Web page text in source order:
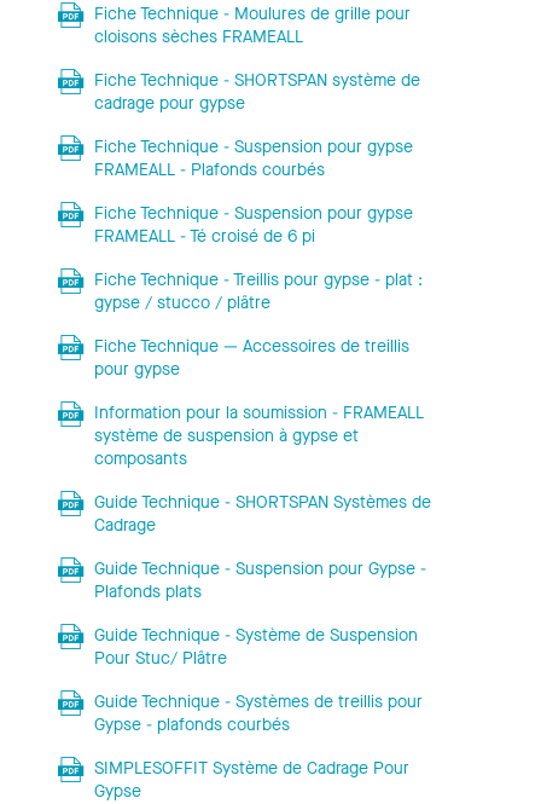
Fiche Technique - Moulures de grille pour
cloisons sèches FRAMEALL
Fiche Technique - SHORTSPAN système de
cadrage pour gypse
Fiche Technique - Suspension pour gypse
FRAMEALL - Plafonds courbés
Fiche Technique - Suspension pour gypse
FRAMEALL - Té croisé de 6 pi
Fiche Technique - Treillis pour gypse - plat :
gypse / stucco / plâtre
Fiche Technique — Accessoires de treillis
pour gypse
Information pour la soumission - FRAMEALL
système de suspension à gypse et
composants
Guide Technique - SHORTSPAN Systèmes de
Cadrage
Guide Technique - Suspension pour Gypse -
Plafonds plats
Guide Technique - Système de Suspension
Pour Stuc/ Plâtre
Guide Technique - Systèmes de treillis pour
Gypse - plafonds courbés
SIMPLESOFFIT Système de Cadrage Pour
Gypse